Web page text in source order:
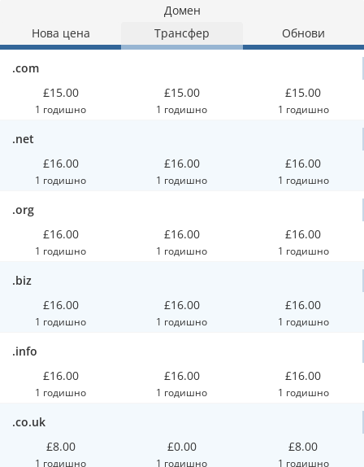
Домен
Нова цена
Трансфер Обнови
.com
£15.00
1 годишно
£15.00
1 годишно
£15.00
1 годишно
.net
£16.00
1 годишно
£16.00
1 годишно
£16.00
1 годишно
.org
£16.00
1 годишно
£16.00
1 годишно
£16.00
1 годишно
.biz
£16.00
1 годишно
£16.00
1 годишно
£16.00
1 годишно
.info
£16.00
1 годишно
£16.00
1 годишно
£16.00
1 годишно
.co.uk
£8.00
1 годишно
£0.00
1 годишно
£8.00
1 годишно